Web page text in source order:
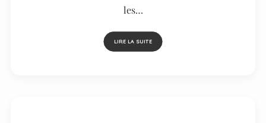
les…
LIRE LA SUITE